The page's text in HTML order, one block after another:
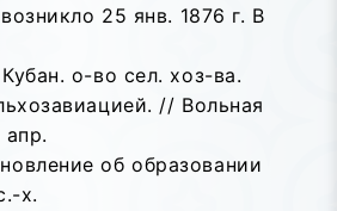
25 янв. 1876 г. В
о-во сел. хоз-ва.
// Вольная
апр.
об образовании
х.